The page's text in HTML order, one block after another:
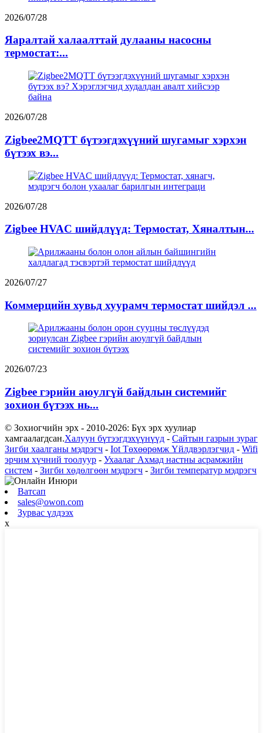
2026/07/28
Яаралтай халаалттай дулааны насосны
термостат:...
2026/07/28
Zigbee2MQTT бүтээгдэхүүний шугамыг хэрхэн
бүтээх вэ...
2026/07/28
Zigbee HVAC шийдлүүд: Термостат, Хяналтын...
2026/07/27
Коммерцийн хувьд хуурамч термостат шийдэл ...
2026/07/23
Zigbee гэрийн аюулгүй байдлын системийг
зохион бүтээх нь...
© Зохиогчийн эрх - 2010-2026: Бүх эрх хуулиар
хамгаалагдсан.Халуун бүтээгдэхүүнүүд - Сайтын газрын зураг
Зигби хаалганы мэдрэгч - Iot Төхөөрөмж Үйлдвэрлэгчид - Wifi
эрчим хүчний тоолуур - Ухаалаг Ахмад настны асрамжийн
систем - Зигби хөдөлгөөн мэдрэгч - Зигби температур мэдрэгч
Ватсап
sales@owon.com
Зурвас үлдээх
x